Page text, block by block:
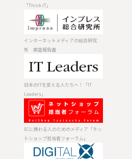
「Think IT」
インターネットメディアの総合研究
所 調査報告書
日本のITを変える人たちへ！「IT
Leaders」
ECに携わる人のためのメディア「ネッ
トショップ担当者フォーラム」